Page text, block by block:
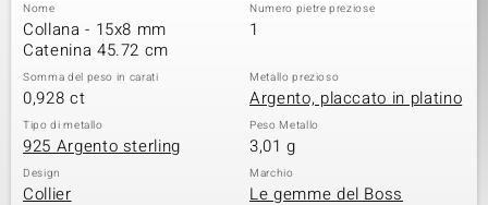
Nome
Collana - 15x8 mm
Catenina 45.72 cm
Numero pietre preziose
1
Somma del peso in carati
0,928 ct
Metallo prezioso
Argento, placcato in platino
Tipo di metallo
925 Argento sterling
Peso Metallo
3,01 g
Design
Collier
Marchio
Le gemme del Boss